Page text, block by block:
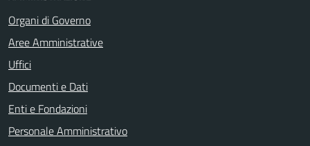
Organi di Governo
Aree Amministrative
Uffici
Documenti e Dati
Enti e Fondazioni
Personale Amministrativo